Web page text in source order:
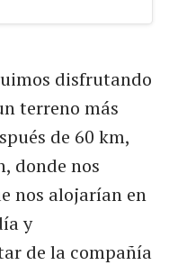
disfrutando
terreno más
de 60 km,
donde nos
nos alojarían en
y
de la compañía